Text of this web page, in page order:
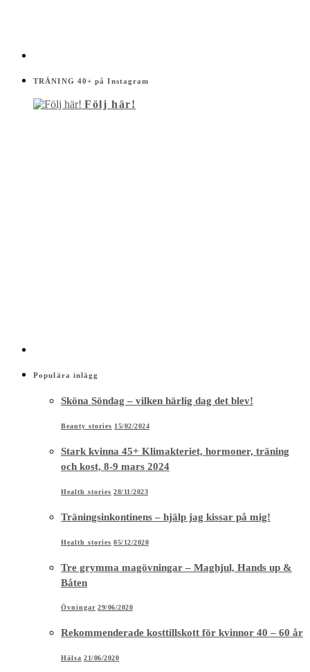
TRÄNING 40+ på Instagram
Följ här!
Populära inlägg
Sköna Söndag – vilken härlig dag det blev!
Beauty stories 15/02/2024
Stark kvinna 45+ Klimakteriet, hormoner, träning
och kost, 8-9 mars 2024
Health stories 28/11/2023
Träningsinkontinens – hjälp jag kissar på mig!
Health stories 05/12/2020
Tre grymma magövningar – Maghjul, Hands up &
Båten
Övningar 29/06/2020
Rekommenderade kosttillskott för kvinnor 40 – 60 år
Hälsa 21/06/2020